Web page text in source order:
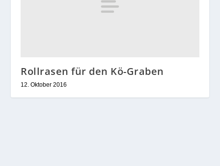
Rollrasen für den Kö-Graben
12. Oktober 2016